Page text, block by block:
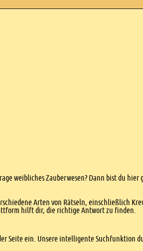
weibliches Zauberwesen? Dann bist du hier
Arten von Rätseln, einschließlich
hilft dir, die richtige Antwort zu finden.
Seite ein. Unsere intelligente Suchfunktion